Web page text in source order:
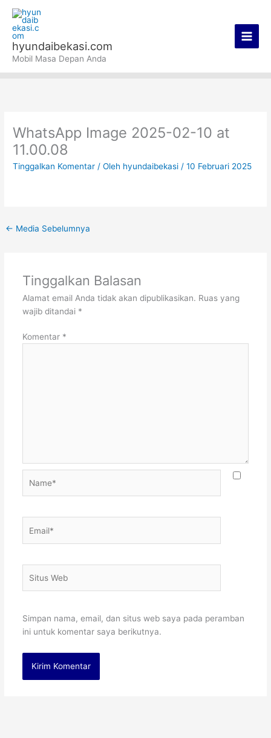
konten
hyundaibekasi.com
Mobil Masa Depan Anda
WhatsApp Image 2025-02-10 at
11.00.08
Tinggalkan Komentar / Oleh hyundaibekasi/10 Februari 2025
← Media Sebelumnya
Tinggalkan Balasan
Alamat email Anda tidak akan dipublikasikan. Ruas yang
wajib ditandai *
Komentar *
Web
Simpan nama, email, dan situs web saya pada peramban
ini untuk komentar saya berikutnya.